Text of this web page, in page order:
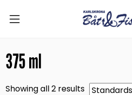
375 ml
Showing all 2 results